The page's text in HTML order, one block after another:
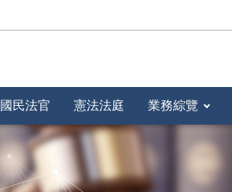
國民法官 憲法法庭 業務綜覽